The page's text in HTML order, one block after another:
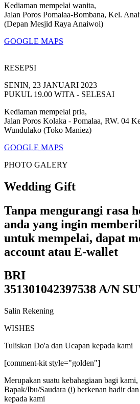
Kediaman mempelai wanita,
Jalan Poros Pomalaa-Bombana, Kel.
(Depan Mesjid Raya Anaiwoi)
GOOGLE MAPS
RESEPSI
SENIN, 23 JANUARI 2023
PUKUL 19.00 WITA - SELESAI
Kediaman mempelai pria,
Jalan Poros Kolaka - Pomalaa, RW. 04
Wundulako (Toko Maniez)
GOOGLE MAPS
PHOTO GALERY
Wedding Gift
Tanpa mengurangi rasa
anda yang ingin
untuk mempelai, dapat
account atau E-wallet
BRI
351301042397538 A/N
Salin Rekening
WISHES
Tuliskan Do'a dan Ucapan kepada kami
[comment-kit style="golden"]
Merupakan suatu kebahagiaan bagi kami,
Bapak/Ibu/Saudara (i) berkenan hadir
kepada kami